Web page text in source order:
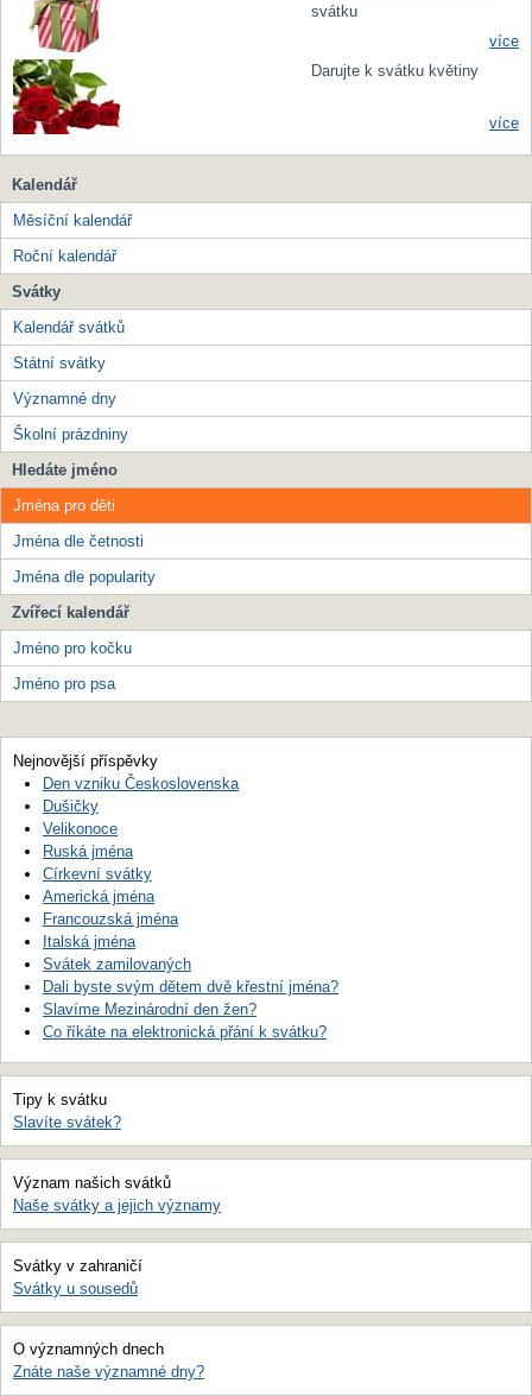
svátku
více
Darujte k svátku květiny
více
Kalendář
Měsíční kalendář
Roční kalendář
Svátky
Kalendář svátků
Státní svátky
Významné dny
Školní prázdniny
Hledáte jméno
Jména pro děti
Jména dle četnosti
Jména dle popularity
Zvířecí kalendář
Jméno pro kočku
Jméno pro psa
Nejnovější příspěvky
Den vzniku Československa
Dušičky
Velikonoce
Ruská jména
Církevní svátky
Americká jména
Francouzská jména
Italská jména
Svátek zamilovaných
Dali byste svým dětem dvě křestní jména?
Slavíme Mezinárodní den žen?
Co říkáte na elektronická přání k svátku?
Tipy k svátku
Slavíte svátek?
Význam našich svátků
Naše svátky a jejich významy
Svátky v zahraničí
Svátky u sousedů
O významných dnech
Znáte naše významné dny?